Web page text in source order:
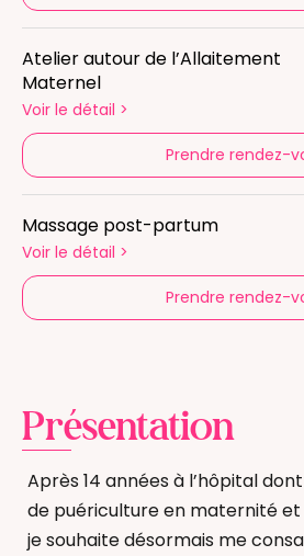
Atelier autour de l’Allaitement
Maternel
Voir le détail >
Prendre rendez-
Massage post-partum
Voir le détail >
Prendre rendez-
Présentation
Après 14 années à l’hôpital
de puériculture en maternité et
je souhaite désormais me